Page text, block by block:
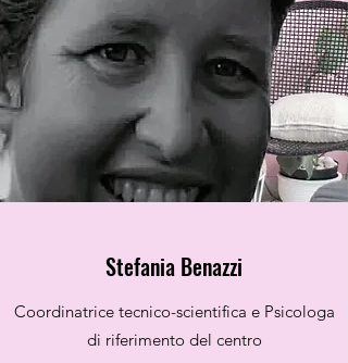
Stefania Benazzi
Coordinatrice tecnico-scientifica e Psicologa
di riferimento del centro